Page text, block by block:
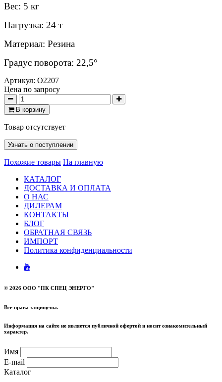
Вес: 5 кг
Нагрузка: 24 т
Материал: Резина
Градус поворота: 22,5°
Артикул: O2207
Цена по запросу
В корзину
Товар отсутствует
Узнать о поступлении
Похожие товары На главную
КАТАЛОГ
ДОСТАВКА И ОПЛАТА
О НАС
ДИЛЕРАМ
КОНТАКТЫ
БЛОГ
ОБРАТНАЯ СВЯЗЬ
ИМПОРТ
Политика конфиденциальности
© 2026 ООО "ПК СПЕЦ ЭНЕРГО"
Все права защищены.
Информация на сайте не является публичной офертой и носит ознакомительный
характер.
Имя
E-mail
Каталог